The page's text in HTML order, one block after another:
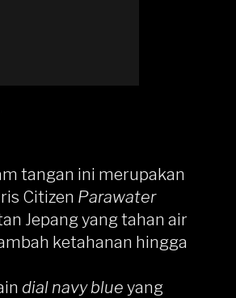
tangan ini merupakan
Citizen Parawater
Jepang yang tahan air
ketahanan hingga
dial navy blue yang